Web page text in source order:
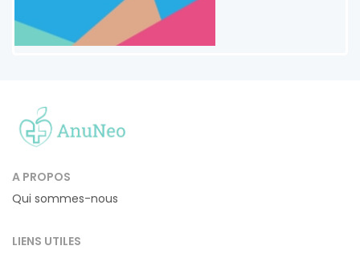
A PROPOS
Qui sommes-nous
LIENS UTILES